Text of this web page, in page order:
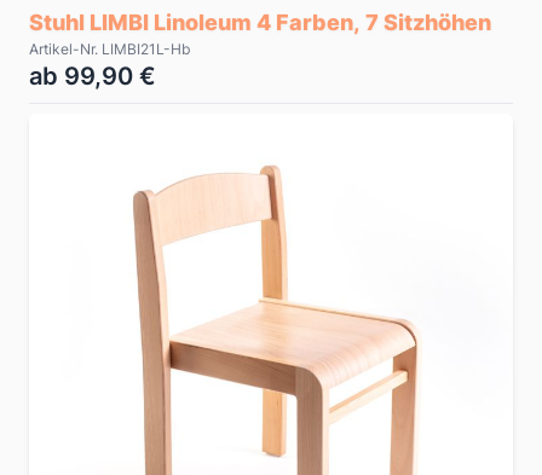
Stuhl LIMBI Linoleum 4 Farben, 7 Sitzhöhen
Artikel-Nr. LIMBI21L-Hb
ab 99,90 €